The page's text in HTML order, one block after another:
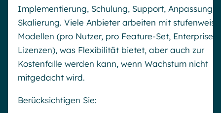
Implementierung, Schulung, Support, Anpassung
Skalierung. Viele Anbieter arbeiten mit
Modellen (pro Nutzer, pro Feature-Set, Enterprise-
Lizenzen), was Flexibilität bietet, aber auch zur
Kostenfalle werden kann, wenn Wachstum nicht
mitgedacht wird.
Berücksichtigen Sie: